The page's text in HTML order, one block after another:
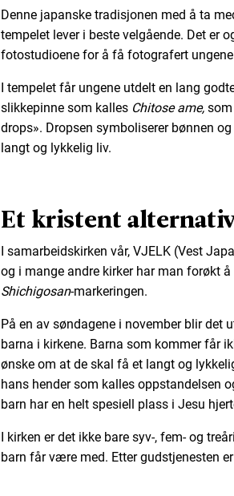
Denne japanske tradisjonen med å ta
tempelet lever i beste velgående. Det er
fotostudioene for å få fotografert
I tempelet får ungene utdelt en lang
slikkepinne som kalles Chitose ame,
drops». Dropsen symboliserer bønnen
langt og lykkelig liv.
Et kristent
I samarbeidskirken vår, VJELK (Vest
og i mange andre kirker har man forøkt
Shichigosan-markeringen.
På en av søndagene i november blir det
barna i kirkene. Barna som kommer får
ønske om at de skal få et langt og
hans hender som kalles oppstandelsen
barn har en helt spesiell plass i Jesu
I kirken er det ikke bare syv-, fem- og
barn får være med. Etter gudstjenesten